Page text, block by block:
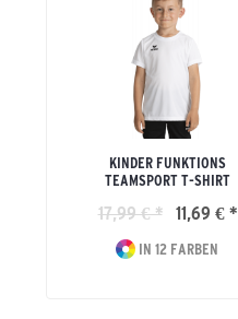
KINDER FUNKTIONS
TEAMSPORT T-SHIRT
17,99 € * 11,69 € *
IN 12 FARBEN